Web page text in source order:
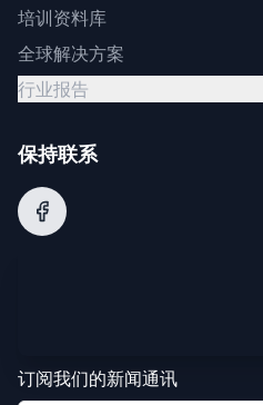
培训资料库
全球解决方案
行业报告
保持联系
订阅我们的新闻通讯